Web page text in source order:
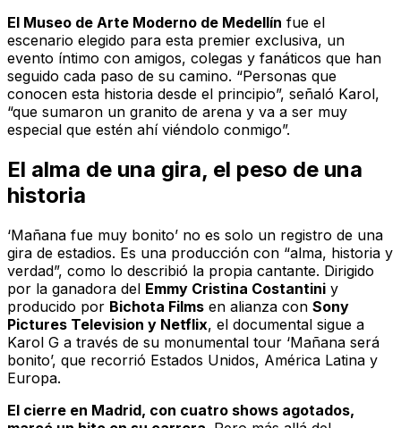
El Museo de Arte Moderno de Medellín fue el
escenario elegido para esta premier exclusiva, un
evento íntimo con amigos, colegas y fanáticos que han
seguido cada paso de su camino. “Personas que
conocen esta historia desde el principio”, señaló Karol,
“que sumaron un granito de arena y va a ser muy
especial que estén ahí viéndolo conmigo”.
El alma de una gira, el peso de una
historia
‘Mañana fue muy bonito’ no es solo un registro de una
gira de estadios. Es una producción con “alma, historia y
verdad”, como lo describió la propia cantante. Dirigido
por la ganadora del Emmy Cristina Costantini y
producido por Bichota Films en alianza con Sony
Pictures Television y Netflix, el documental sigue a
Karol G a través de su monumental tour ‘Mañana será
bonito’, que recorrió Estados Unidos, América Latina y
Europa.
El cierre en Madrid, con cuatro shows agotados,